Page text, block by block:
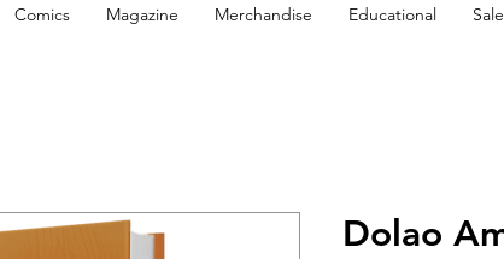
Comics Magazine Merchandise Educational Sale
Dolao